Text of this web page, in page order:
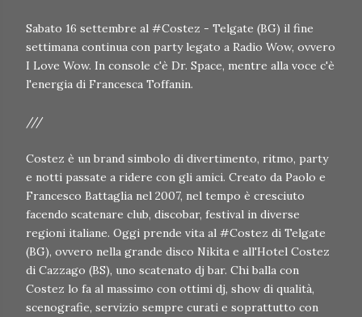
Sabato 16 settembre al #Costez - Telgate (BG) il fine
settimana continua con party legato a Radio Wow, ovvero
I Love Wow. In console c'è Dr. Space, mentre alla voce c'è
l'energia di Francesca Toffanin.
///
Costez è un brand simbolo di divertimento, ritmo, party
e notti passate a ridere con gli amici. Creato da Paolo e
Francesco Battaglia nel 2007, nel tempo è cresciuto
facendo scatenare club, discobar, festival in diverse
regioni italiane. Oggi prende vita al #Costez di Telgate
(BG), ovvero nella grande disco Nikita e all'Hotel Costez
di Cazzago (BS), uno scatenato dj bar. Chi balla con
Costez lo fa al massimo con ottimi dj, show di qualità,
scenografie, servizio sempre curati e soprattutto con